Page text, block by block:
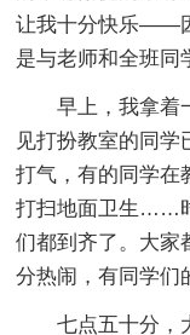
让我十分快乐——
是与老师和全班同
早上，我拿着
见打扮教室的同
打气，有的同学在
打扫地面卫生……
们都到齐了。大家
分热闹，有同学
七点五十分，